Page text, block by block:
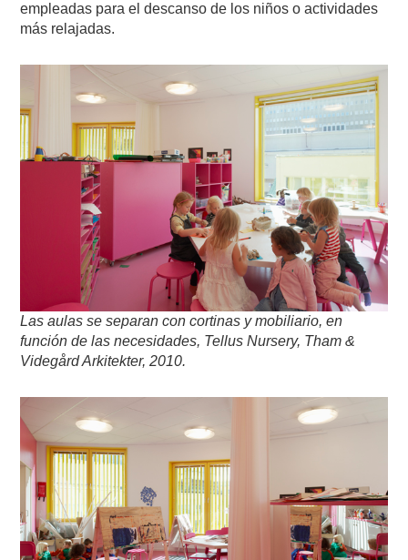
empleadas para el descanso de los niños o actividades
más relajadas.
Las aulas se separan con cortinas y mobiliario, en
función de las necesidades, Tellus Nursery, Tham &
Videgård Arkitekter, 2010.